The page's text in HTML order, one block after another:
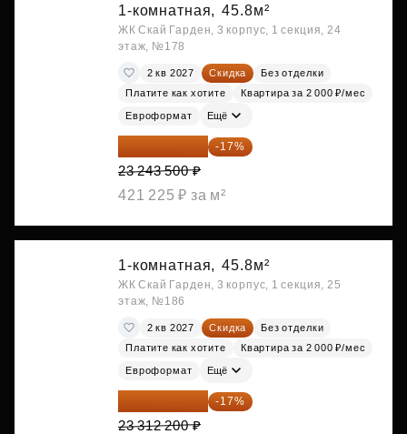
1-комнатная, 45.8м²
ЖК Скай Гарден, 3 корпус, 1 секция, 24
этаж, №178
2 кв 2027 Скидка
Без отделки
Платите как хотите
Квартира за 2 000 ₽/мес
Евроформат Ещё
19 292 105 ₽ -17%
23 243 500 ₽
421 225 ₽ за м²
1-комнатная, 45.8м²
ЖК Скай Гарден, 3 корпус, 1 секция, 25
этаж, №186
2 кв 2027 Скидка
Без отделки
Платите как хотите
Квартира за 2 000 ₽/мес
Евроформат Ещё
19 349 126 ₽ -17%
23 312 200 ₽